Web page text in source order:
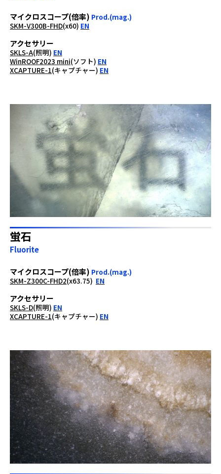
マイクロスコープ(倍率) Prod.(mag.)
SKM-V300B-FHD(x60) EN
アクセサリー
SKLS-A(照明) EN
WinROOF2023 mini(ソフト) EN
XCAPTURE-1(キャプチャー) EN
蛍石
Fluorite
マイクロスコープ(倍率) Prod.(mag.)
SKM-Z300C-FHD2(x63.75) EN
アクセサリー
SKLS-D(照明) EN
XCAPTURE-1(キャプチャー) EN